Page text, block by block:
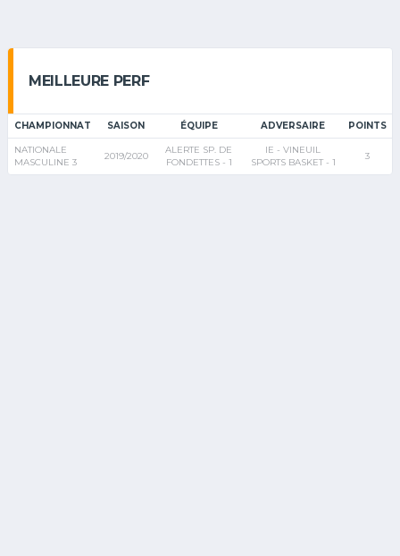
MEILLEURE PERF
CHAMPIONNAT SAISON ÉQUIPE ADVERSAIRE POINTS
NATIONALE
MASCULINE 3
2019/2020
ALERTE SP. DE
FONDETTES - 1
IE - VINEUIL
SPORTS BASKET - 1
3